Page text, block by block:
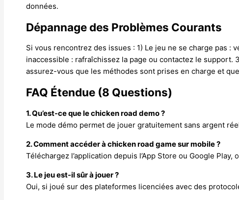
données.
Dépannage des Problèmes Courants
Si vous rencontrez des issues : 1) Le jeu ne se charge pas
inaccessible : rafraîchissez la page ou contactez le support.
assurez-vous que les méthodes sont prises en charge et
FAQ Étendue (8 Questions)
1. Qu’est-ce que le chicken road demo ?
Le mode démo permet de jouer gratuitement sans argent
2. Comment accéder à chicken road game sur mobile ?
Téléchargez l’application depuis l’App Store ou Google
3. Le jeu est-il sûr à jouer ?
Oui, si joué sur des plateformes licenciées avec des